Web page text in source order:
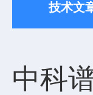
技术文
中科